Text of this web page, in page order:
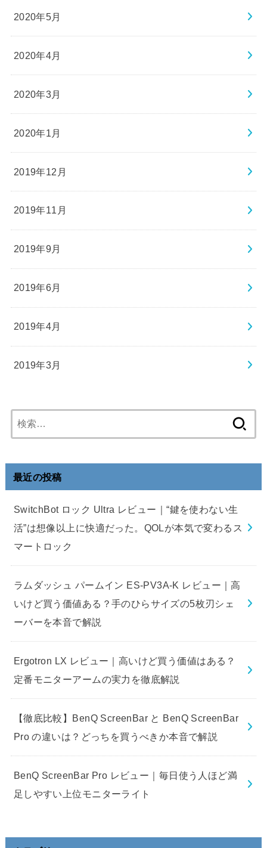
2020年5月
2020年4月
2020年3月
2020年1月
2019年12月
2019年11月
2019年9月
2019年6月
2019年4月
2019年3月
索:
最近の投稿
SwitchBot ロック Ultra レビュー｜“鍵を使わない生
活”は想像以上に快適だった。QOLが本気で変わるス
マートロック
ラムダッシュ パームイン ES-PV3A-K レビュー｜高
いけど買う価値ある？手のひらサイズの5枚刃シェ
ーバーを本音で解説
Ergotron LX レビュー｜高いけど買う価値はある？
定番モニターアームの実力を徹底解説
【徹底比較】BenQ ScreenBar と BenQ ScreenBar
Pro の違いは？どっちを買うべきか本音で解説
BenQ ScreenBar Pro レビュー｜毎日使う人ほど満
足しやすい上位モニターライト